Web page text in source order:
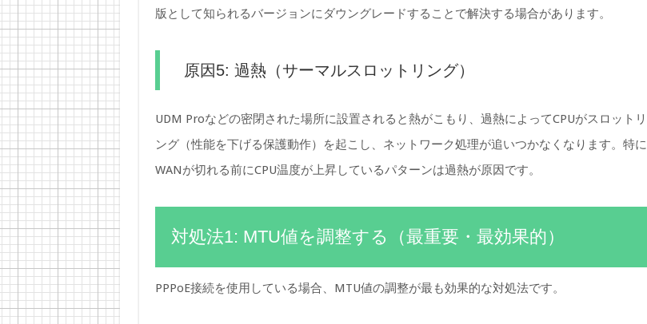
版として知られるバージョンにダウングレードすることで解決する場合があります。
原因5: 過熱（サーマルスロットリング）
UDM Proなどの密閉された場所に設置されると熱がこもり、過熱によってCPUがスロットリ
ング（性能を下げる保護動作）を起こし、ネットワーク処理が追いつかなくなります。特に
WANが切れる前にCPU温度が上昇しているパターンは過熱が原因です。
対処法1: MTU値を調整する（最重要・最効果的）
PPPoE接続を使用している場合、MTU値の調整が最も効果的な対処法です。